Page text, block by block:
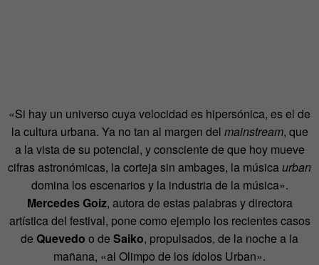
«Si hay un universo cuya velocidad es hipersónica, es el de
la cultura urbana. Ya no tan al margen del mainstream, que
a la vista de su potencial, y consciente de que hoy mueve
cifras astronómicas, la corteja sin ambages, la música urban
domina los escenarios y la industria de la música».
Mercedes Goiz, autora de estas palabras y directora
artística del festival, pone como ejemplo los recientes casos
de Quevedo o de Saiko, propulsados, de la noche a la
mañana, «al Olimpo de los ídolos Urban».